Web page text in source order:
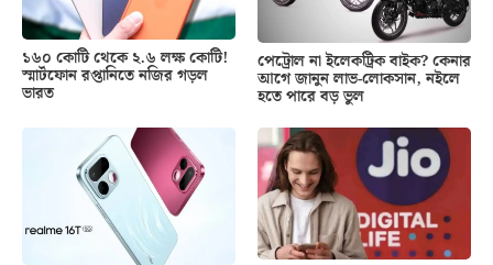
১৬০ কোটি থেকে ২.৬ লক্ষ কোটি!
স্মার্টফোন রপ্তানিতে নজির গড়ল
ভারত
পেট্রোল না ইলেকট্রিক বাইক? কেনার
আগে জানুন লাভ-লোকসান, নইলে
হতে পারে বড় ভুল